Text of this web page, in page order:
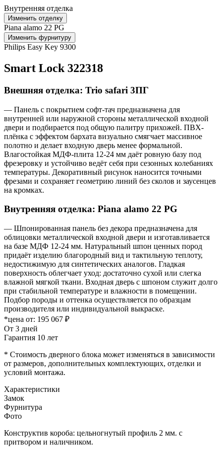
Внутренняя отделка
Изменить отделку
Piana alamo 22 PG
Изменить фурнитуру
Philips Easy Key 9300
Smart Lock 322318
Внешняя отделка: Trio safari 3ПГ
— Панель с покрытием софт-тач предназначена для
внутренней или наружной стороны металлической входной
двери и подбирается под общую палитру прихожей. ПВХ-
плёнка с эффектом бархата визуально смягчает массивное
полотно и делает входную дверь менее формальной.
Влагостойкая МДФ-плита 12-24 мм даёт ровную базу под
фрезеровку и устойчиво ведёт себя при сезонных колебаниях
температуры. Декоративный рисунок наносится точными
фрезами и сохраняет геометрию линий без сколов и заусенцев
на кромках.
Внутренняя отделка: Piana alamo 22 PG
— Шпонированная панель без декора предназначена для
облицовки металлической входной двери и изготавливается
на базе МДФ 12-24 мм. Натуральный шпон ценных пород
придаёт изделию благородный вид и тактильную теплоту,
недостижимую для синтетических аналогов. Гладкая
поверхность облегчает уход: достаточно сухой или слегка
влажной мягкой ткани. Входная дверь с шпоном служит долго
при стабильной температуре и влажности в помещении.
Подбор породы и оттенка осуществляется по образцам
производителя или индивидуальной выкраске.
*цена от: 195 067 ₽
От 3 дней
Гарантия 10 лет
* Стоимость дверного блока может изменяться в зависимости
от размеров, дополнительных комплектующих, отделки и
условий монтажа.
Характеристики
Замок
Фурнитура
Фото
Конструктив короба: цельногнутый профиль 2 мм. с
притвором и наличником.